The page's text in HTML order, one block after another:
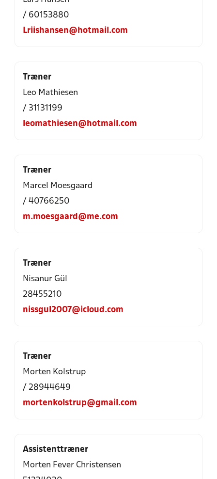
/ 60153880
Lriishansen@hotmail.com
Træner
Leo Mathiesen
/ 31131199
leomathiesen@hotmail.com
Træner
Marcel Moesgaard
/ 40766250
m.moesgaard@me.com
Træner
Nisanur Gül
28455210
nissgul2007@icloud.com
Træner
Morten Kolstrup
/ 28944649
mortenkolstrup@gmail.com
Assistenttræner
Morten Fever Christensen